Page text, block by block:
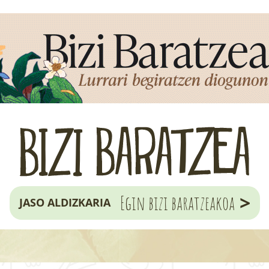
JASO ALDIZKARIA Egin bizi baratzeakoa >